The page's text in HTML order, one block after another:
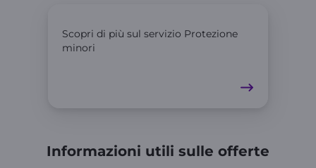
Scopri di più sul servizio Protezione
minori
Informazioni utili sulle offerte